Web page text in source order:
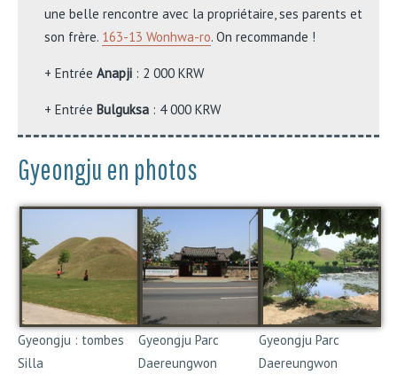
une belle rencontre avec la propriétaire, ses parents et
son frère. 163-13 Wonhwa-ro. On recommande !
+ Entrée Anapji : 2 000 KRW
+ Entrée Bulguksa : 4 000 KRW
Gyeongju en photos
Gyeongju : tombes
Silla
Gyeongju Parc
Daereungwon
Gyeongju Parc
Daereungwon